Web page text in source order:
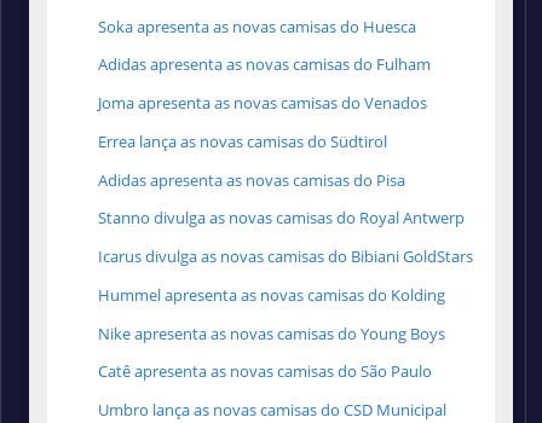
Soka apresenta as novas camisas do Huesca
Adidas apresenta as novas camisas do Fulham
Joma apresenta as novas camisas do Venados
Errea lança as novas camisas do Südtirol
Adidas apresenta as novas camisas do Pisa
Stanno divulga as novas camisas do Royal Antwerp
Icarus divulga as novas camisas do Bibiani GoldStars
Hummel apresenta as novas camisas do Kolding
Nike apresenta as novas camisas do Young Boys
Catê apresenta as novas camisas do São Paulo
Umbro lança as novas camisas do CSD Municipal